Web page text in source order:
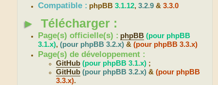
Compatible : phpBB3.1.12,3.2.9 &3.3.0
► Télécharger :
Page(s) officielle(s) : phpBB (pour phpBB
3.1.x),(pour phpBB 3.2.x) &(pour phpBB 3.3.x)
Page(s) de développement :
GitHub (pour phpBB 3.1.x) ;
GitHub (pour phpBB 3.2.x) &(pour phpBB
3.3.x).